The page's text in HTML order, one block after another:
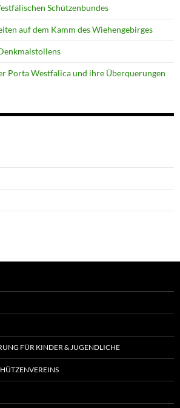
Schützenbundes
auf dem Kamm des Wiehengebirges
Porta Westfalica und ihre Überquerungen
FÜR KINDER & JUGENDLICHE